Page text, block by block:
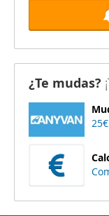
¿Te mudas?